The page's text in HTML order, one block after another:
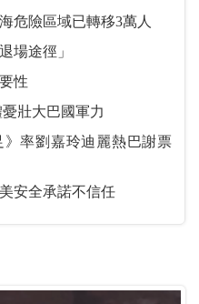
危險區域已轉移3萬人
場途徑」
性
關係欠佳 媒體憂壯大巴國軍力
率劉嘉玲迪麗熱巴謝票
安全承諾不信任